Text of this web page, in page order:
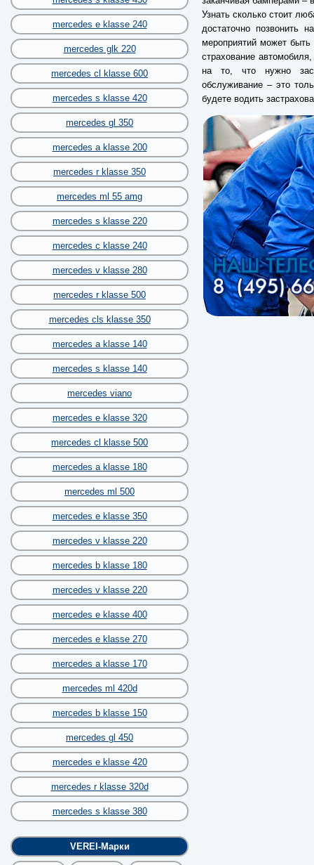
mercedes e klasse 240
mercedes glk 220
mercedes cl klasse 600
mercedes s klasse 420
mercedes gl 350
mercedes a klasse 200
mercedes r klasse 350
mercedes ml 55 amg
mercedes s klasse 220
mercedes c klasse 240
mercedes v klasse 280
mercedes r klasse 500
mercedes cls klasse 350
mercedes a klasse 140
mercedes s klasse 140
mercedes viano
mercedes e klasse 320
mercedes cl klasse 500
mercedes a klasse 180
mercedes ml 500
mercedes e klasse 350
mercedes v klasse 220
mercedes b klasse 180
mercedes v klasse 220
mercedes e klasse 400
mercedes e klasse 270
mercedes a klasse 170
mercedes ml 420d
mercedes b klasse 150
mercedes gl 450
mercedes e klasse 420
mercedes r klasse 320d
mercedes s klasse 380
VEREI-Марки
Узнать сколько стоит
достаточно позвонить
мероприятий может
страхование
на то, что нужно
обслуживание – это
будете водить